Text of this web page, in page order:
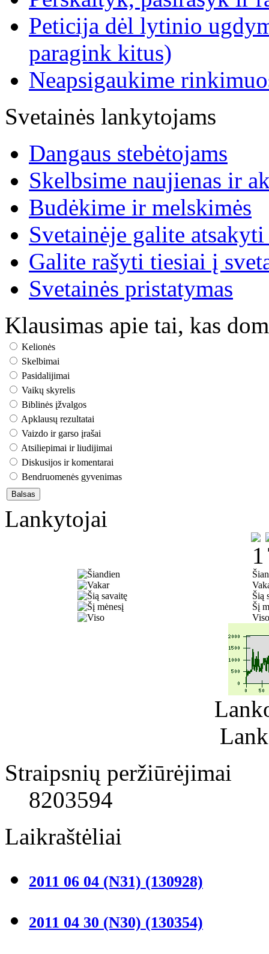
Peticija dėl lytinio
paragink kitus)
Neapsigaukime
Svetainės lankytojams
Dangaus stebėtojams
Skelbsime naujienas ir
Budėkime ir melskimės
Svetainėje galite
Galite rašyti tiesiai į
Svetainės pristatymas
Klausimas apie tai, kas
Kelionės
Skelbimai
Pasidalijimai
Vaikų skyrelis
Biblinės įžvalgos
Apklausų rezultatai
Vaizdo ir garso įrašai
Atsiliepimai ir liudijimai
Diskusijos ir komentarai
Bendruomenės gyvenimas
Lankytojai
Šią
Šį
Viso
Straipsnių peržiūrėjimai
8203594
Laikraštėliai
2011 06 04 (N31) (130928)
2011 04 30 (N30) (130354)